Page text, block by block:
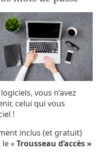
vous n’avez
celui qui vous
!
inclus (et gratuit)
«Trousseau d’accès »